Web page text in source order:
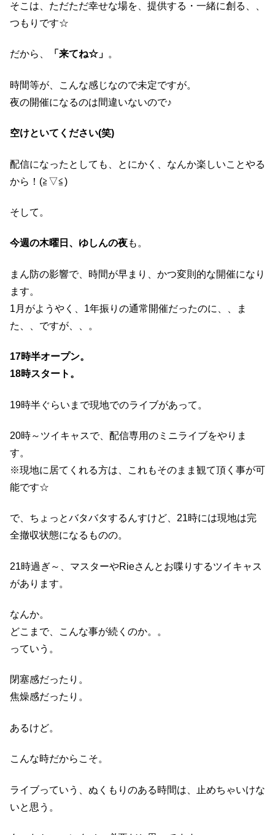
そこは、ただただ幸せな場を、提供する・一緒に創る、、
つもりです☆
だから、 「来てね☆」 。
時間等が、こんな感じなので未定ですが。
夜の開催になるのは間違いないので♪
空けといてください(笑)
配信になったとしても、とにかく、なんか楽しいことやる
から！(≧▽≦)
そして。
今週の木曜日、ゆしんの夜も。
まん防の影響で、時間が早まり、かつ変則的な開催になり
ます。
1月がようやく、1年振りの通常開催だったのに、、ま
た、、ですが、、。
17時半オープン。
18時スタート。
19時半ぐらいまで現地でのライブがあって。
20時～ツイキャスで、配信専用のミニライブをやりま
す。
※現地に居てくれる方は、これもそのまま観て頂く事が可
能です☆
で、ちょっとバタバタするんすけど、21時には現地は完
全撤収状態になるものの。
21時過ぎ～、マスターやRieさんとお喋りするツイキャス
があります。
なんか。
どこまで、こんな事が続くのか。。
っていう。
閉塞感だったり。
焦燥感だったり。
あるけど。
こんな時だからこそ。
ライブっていう、ぬくもりのある時間は、止めちゃいけな
いと思う。